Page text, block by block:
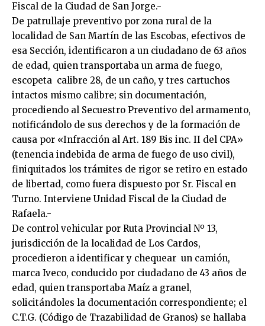
Fiscal de la Ciudad de San Jorge.-
De patrullaje preventivo por zona rural de la
localidad de San Martín de las Escobas, efectivos de
esa Sección, identificaron a un ciudadano de 63 años
de edad, quien transportaba un arma de fuego,
escopeta calibre 28, de un caño, y tres cartuchos
intactos mismo calibre; sin documentación,
procediendo al Secuestro Preventivo del armamento,
notificándolo de sus derechos y de la formación de
causa por «Infracción al Art. 189 Bis inc. II del CPA»
(tenencia indebida de arma de fuego de uso civil),
finiquitados los trámites de rigor se retiro en estado
de libertad, como fuera dispuesto por Sr. Fiscal en
Turno. Interviene Unidad Fiscal de la Ciudad de
Rafaela.-
De control vehicular por Ruta Provincial Nº 13,
jurisdicción de la localidad de Los Cardos,
procedieron a identificar y chequear un camión,
marca Iveco, conducido por ciudadano de 43 años de
edad, quien transportaba Maíz a granel,
solicitándoles la documentación correspondiente; el
C.T.G. (Código de Trazabilidad de Granos) se hallaba